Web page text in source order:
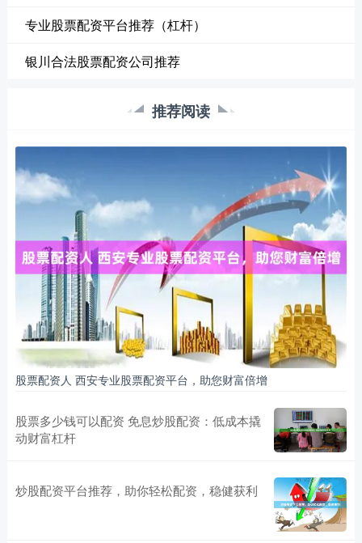
专业股票配资平台推荐（杠杆）
银川合法股票配资公司推荐
推荐阅读
股票配资人 西安专业股票配资平台，助您财富倍增
股票多少钱可以配资 免息炒股配资：低成本撬
动财富杠杆
炒股配资平台推荐，助你轻松配资，稳健获利